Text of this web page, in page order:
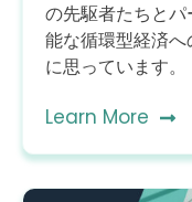
の先駆者たちと
能な循環型経済へ
に思っています。
Learn More